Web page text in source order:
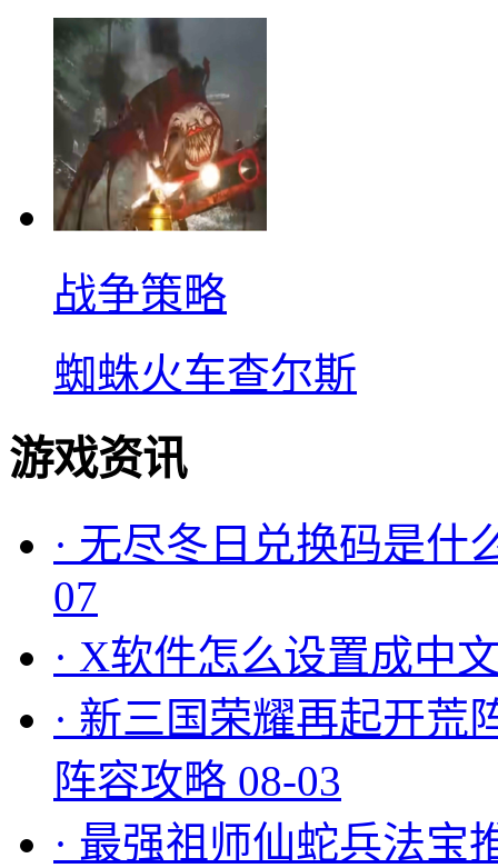
战争策略
蜘蛛火车查尔斯
游戏资讯
· 无尽冬日兑换码是什
07
· X软件怎么设置成中
· 新三国荣耀再起开荒
阵容攻略 08-03
· 最强祖师仙蛇兵法宝